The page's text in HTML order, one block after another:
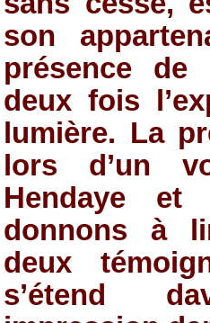
son
présence de
deux fois
lumière. La
lors d’un
Hendaye et
donnons à
deux
s’étend